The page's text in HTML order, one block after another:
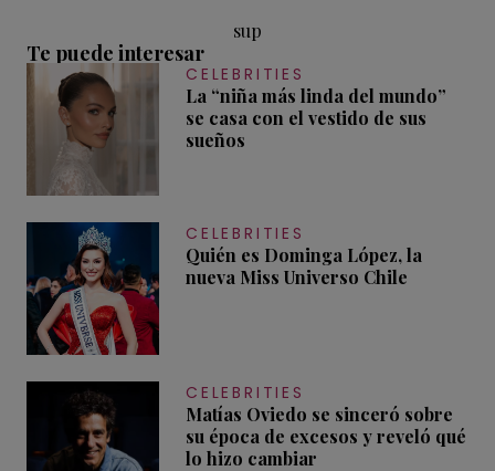
sup
Te puede interesar
CELEBRITIES
La “niña más linda del mundo”
se casa con el vestido de sus
sueños
CELEBRITIES
Quién es Dominga López, la
nueva Miss Universo Chile
CELEBRITIES
Matías Oviedo se sinceró sobre
su época de excesos y reveló qué
lo hizo cambiar